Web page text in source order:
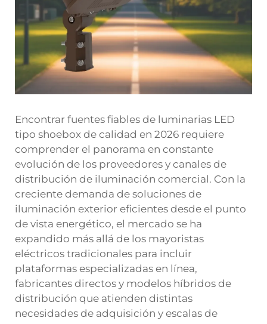
Encontrar fuentes fiables de luminarias LED
tipo shoebox de calidad en 2026 requiere
comprender el panorama en constante
evolución de los proveedores y canales de
distribución de iluminación comercial. Con la
creciente demanda de soluciones de
iluminación exterior eficientes desde el punto
de vista energético, el mercado se ha
expandido más allá de los mayoristas
eléctricos tradicionales para incluir
plataformas especializadas en línea,
fabricantes directos y modelos híbridos de
distribución que atienden distintas
necesidades de adquisición y escalas de